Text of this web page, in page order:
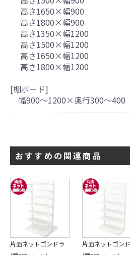
カートへ進む
高さ1650×幅900
高さ1800×幅900
高さ1350×幅1200
高さ1500×幅1200
高さ1650×幅1200
高さ1800×幅1200
[棚ボード]
幅900～1200×奥行300～400
おすすめの関連商品
片面ネットゴンドラ
片面ネットゴン